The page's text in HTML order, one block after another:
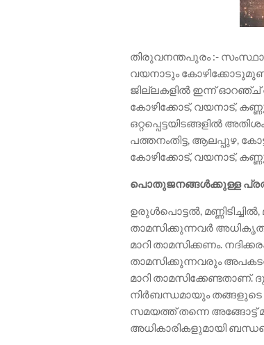
തിരുവനന്തപുരം :-
വയനാടും
ജില്ലകളിൽ ഇന്ന് ഓറഞ്ച്
കോഴിക്കോട്, വയനാട്,
ഒറ്റപ്പെട്ടയിടങ്ങളിൽ
പത്തനംതിട്ട, ആലപ്പുഴ,
കോഴിക്കോട്, വയനാട്,
പൊതുജനങ്ങൾക്കുള്ള
ഉരുൾപൊട്ടൽ,
താമസിക്കുന്നവർ
മാറി താമസിക്കണം.
താമസിക്കുന്നവരും
മാറി
നിർബന്ധമായും
സമയത്ത് തന്നെ അങ്ങോട്ട്
അധികാരികളുമായി